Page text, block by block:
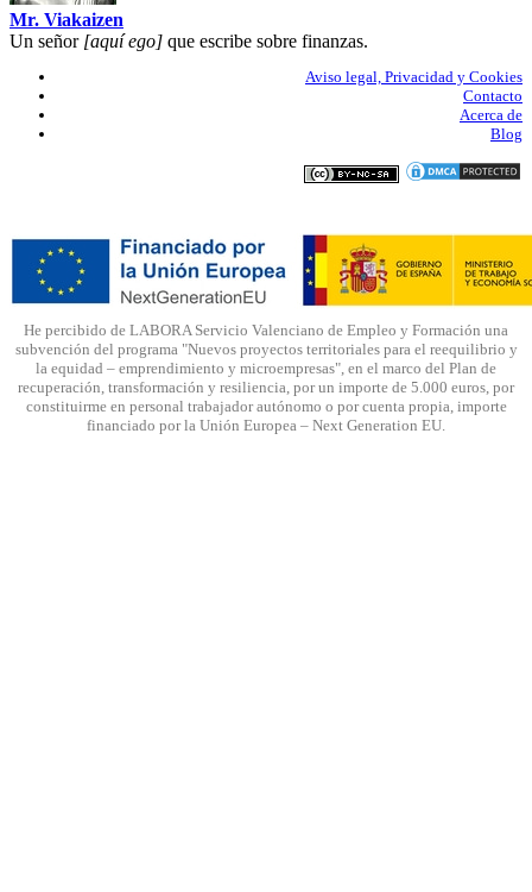
Mr. Viakaizen
Un señor [aquí ego] que escribe sobre finanzas.
Aviso legal, Privacidad y Cookies
Contacto
Acerca de
Blog
He percibido de LABORA Servicio Valenciano de Empleo y Formación una
subvención del programa "Nuevos proyectos territoriales para el reequilibrio y
la equidad – emprendimiento y microempresas", en el marco del Plan de
recuperación, transformación y resiliencia, por un importe de 5.000 euros, por
constituirme en personal trabajador autónomo o por cuenta propia, importe
financiado por la Unión Europea – Next Generation EU.